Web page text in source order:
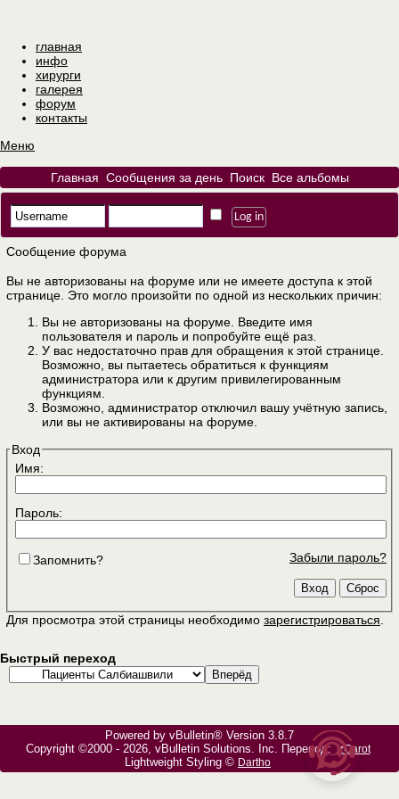
главная
инфо
хирурги
галерея
форум
контакты
Меню
Главная Сообщения за день Поиск Все альбомы
Сообщение форума
Вы не авторизованы на форуме или не имеете доступа к этой
странице. Это могло произойти по одной из нескольких причин:
Вы не авторизованы на форуме. Введите имя
пользователя и пароль и попробуйте ещё раз.
У вас недостаточно прав для обращения к этой странице.
Возможно, вы пытаетесь обратиться к функциям
администратора или к другим привилегированным
функциям.
Возможно, администратор отключил вашу учётную запись,
или вы не активированы на форуме.
Вход
Имя:
Пароль:
Забыли пароль?
Запомнить?
Для просмотра этой страницы необходимо зарегистрироваться
Быстрый переход
Powered by vBulletin® Version 3.8.7
Copyright ©2000 - 2026, vBulletin Solutions, Inc. Перевод: zCarot
Lightweight Styling © Dartho